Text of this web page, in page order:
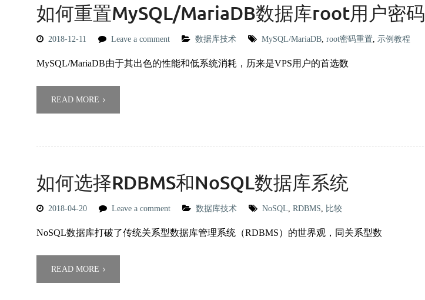
如何重置MySQL/MariaDB数据库root用户密码
2018-12-11 Leave a comment 数据库技术 MySQL/MariaDB, root密码重置, 示例教程
MySQL/MariaDB由于其出色的性能和低系统消耗，历来是VPS用户的首选数
READ MORE
如何选择RDBMS和NoSQL数据库系统
2018-04-20 Leave a comment 数据库技术 NoSQL, RDBMS, 比较
NoSQL数据库打破了传统关系型数据库管理系统（RDBMS）的世界观，同关系型数
READ MORE